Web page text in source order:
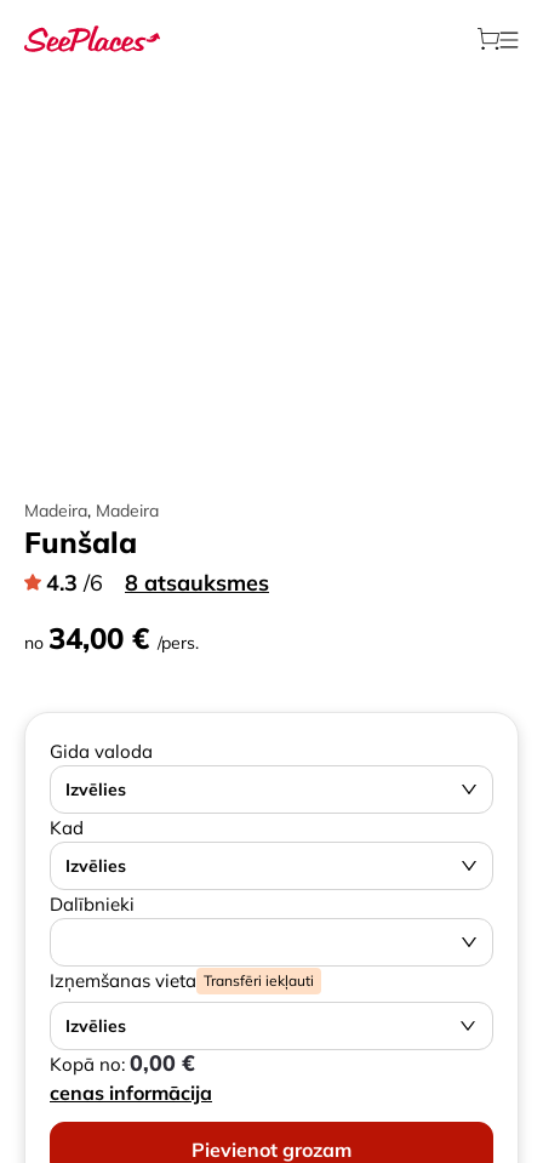
Madeira, Madeira
Funšala
4.3 /6 8 atsauksmes
no 34,00 € /pers.
Gida valoda
Izvēlies
Kad
Izvēlies
Dalībnieki
Izņemšanas vieta Transfēri iekļauti
Izvēlies
Kopā no: 0,00 €
cenas informācija
Pievienot grozam